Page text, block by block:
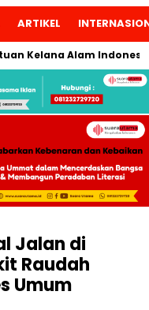
ARTIKEL
Alam Indonesia
Jalan di
Raudah
Umum